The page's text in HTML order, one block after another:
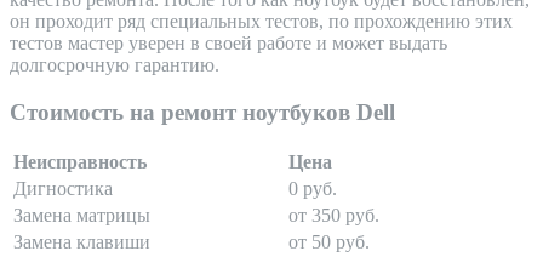
он проходит ряд специальных тестов, по прохождению этих
тестов мастер уверен в своей работе и может выдать
долгосрочную гарантию.
Стоимость на ремонт ноутбуков Dell
Неисправность
Цена
Дигностика
0 руб.
Замена матрицы
от 350 руб.
Замена клавиши
от 50 руб.